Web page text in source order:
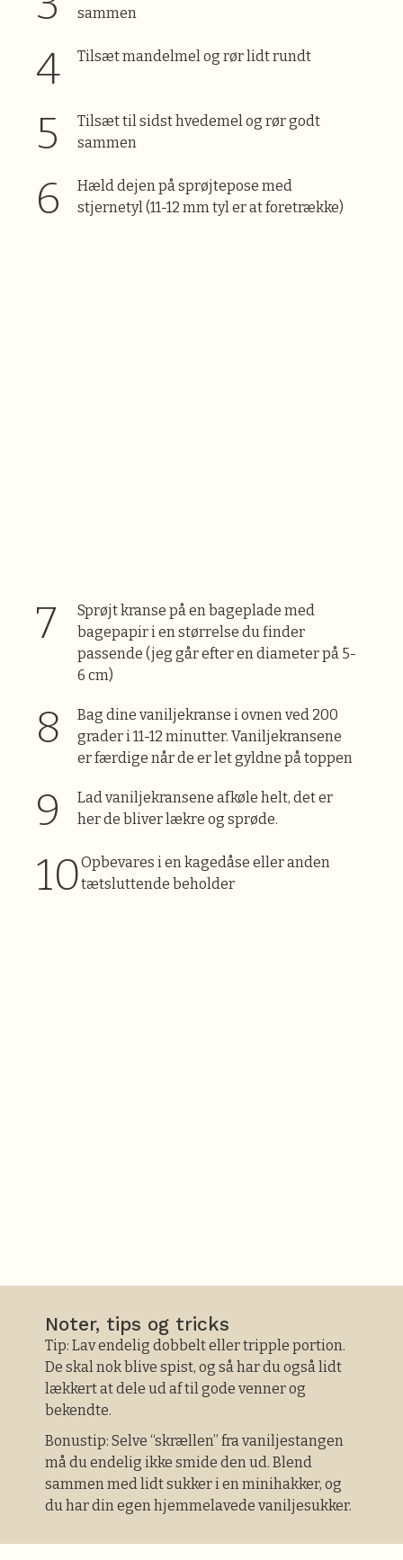
sammen
Tilsæt mandelmel og rør lidt rundt
Tilsæt til sidst hvedemel og rør godt
sammen
Hæld dejen på sprøjtepose med
stjernetyl (11-12 mm tyl er at foretrække)
Sprøjt kranse på en bageplade med
bagepapir i en størrelse du finder
passende (jeg går efter en diameter på 5-
6 cm)
Bag dine vaniljekranse i ovnen ved 200
grader i 11-12 minutter. Vaniljekransene
er færdige når de er let gyldne på toppen
Lad vaniljekransene afkøle helt, det er
her de bliver lækre og sprøde.
Opbevares i en kagedåse eller anden
tætsluttende beholder
Noter, tips og tricks
Tip: Lav endelig dobbelt eller tripple portion.
De skal nok blive spist, og så har du også lidt
lækkert at dele ud af til gode venner og
bekendte.
Bonustip: Selve “skrællen” fra vaniljestangen
må du endelig ikke smide den ud. Blend
sammen med lidt sukker i en minihakker, og
du har din egen hjemmelavede vaniljesukker.